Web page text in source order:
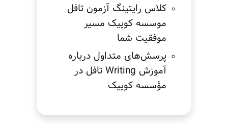
کلاس رایتینگ آزمون تافل
موسسه کوییک مسیر
موفقیت شما
پرسش‌های متداول درباره
آموزش Writing تافل در
مؤسسه کوییک